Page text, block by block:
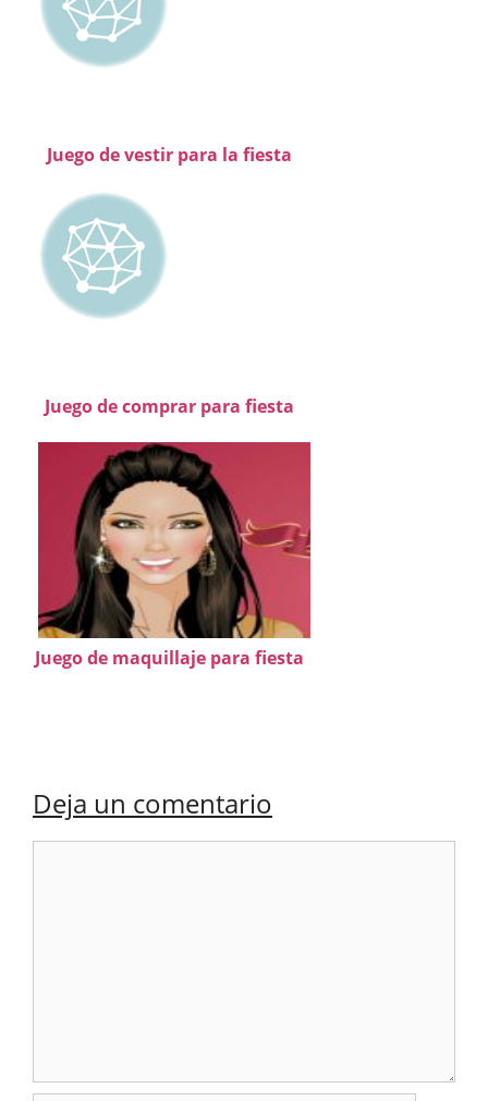
Juego de vestir para la fiesta
Juego de comprar para fiesta
Juego de maquillaje para fiesta
Deja un comentario